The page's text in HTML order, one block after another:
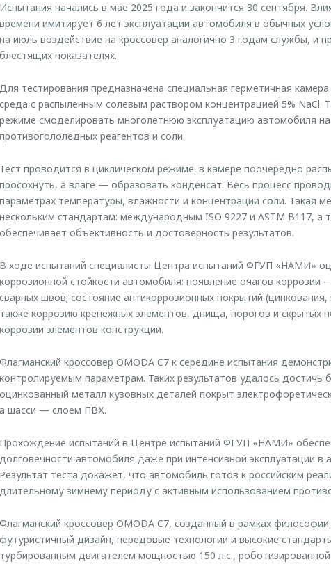
Испытания начались в мае 2025 года и закончится 30 сентября.
времени имитирует 6 лет эксплуатации автомобиля в обычных
на июль воздействие на кроссовер аналогично 3 годам службы, и
блестящих показателях.
Для тестирования предназначена специальная герметичная
среда с распыленным солевым раствором концентрацией 5% NaCl.
режиме смоделировать многолетнюю эксплуатацию автомобиля
противогололедных реагентов и соли.
Тест проводится в циклическом режиме: в камере поочередно
просохнуть, а влаге — образовать конденсат. Весь процесс
параметрах температуры, влажности и концентрации соли. Такая
нескольким стандартам: международным ISO 9227 и ASTM B117, а
обеспечивает объективность и достоверность результатов.
В ходе испытаний специалисты Центра испытаний ФГУП «НАМИ»
коррозионной стойкости автомобиля: появление очагов
сварных швов; состояние антикоррозионных покрытий
также коррозию крепежных элементов, днища, порогов и скрытых
коррозии элементов конструкции.
Флагманский кроссовер OMODA C7 к середине испытания
контролируемым параметрам. Таких результатов удалось достичь
оцинкованный металл кузовных деталей покрыт
а шасси — слоем ПВХ.
Прохождение испытаний в Центре испытаний ФГУП «НАМИ»
долговечности автомобиля даже при интенсивной эксплуатации в
Результат теста докажет, что автомобиль готов к российским
длительному зимнему периоду с активным использованием
Флагманский кроссовер OMODA C7, созданный в рамках
футуристичный дизайн, передовые технологии и высокие
турбированным двигателем мощностью 150 л.с.,